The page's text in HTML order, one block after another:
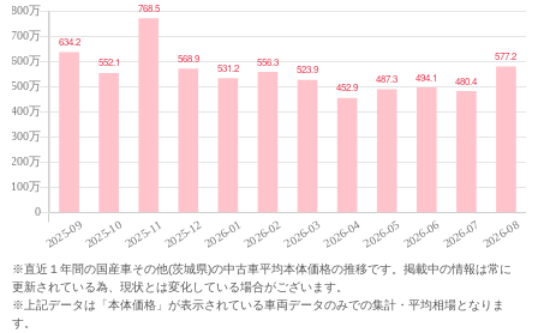
※直近１年間の国産車その他(茨城県)の中古車平均本体価格の推移です。掲載中の情報は常に
更新されている為、現状とは変化している場合がございます。
※上記データは「本体価格」が表示されている車両データのみでの集計・平均相場となりま
す。